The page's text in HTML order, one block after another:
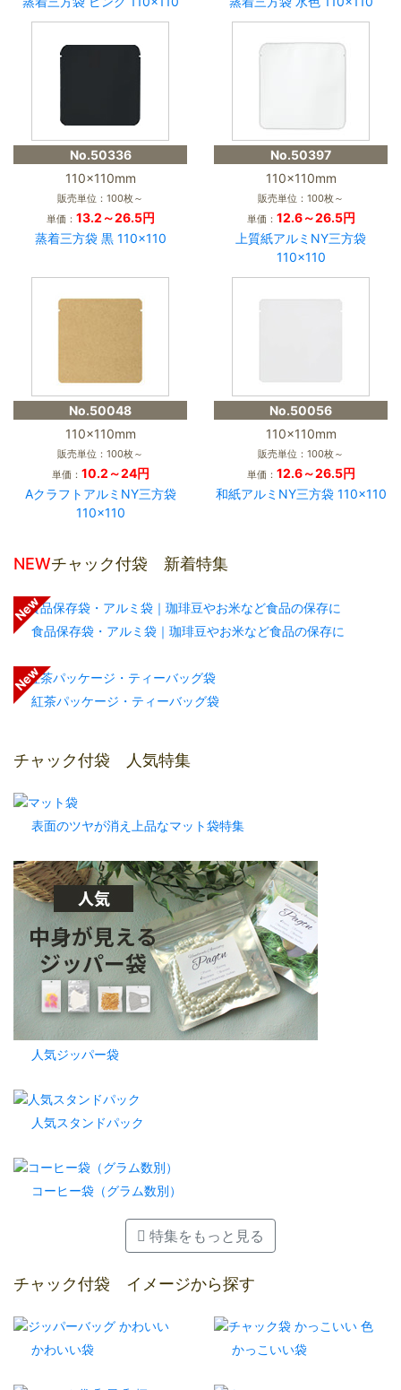
No.50336
110×110mm
販売単位：100枚～
単価： 13.2～26.5円
蒸着三方袋 黒 110×110
No.50397
110×110mm
販売単位：100枚～
単価： 12.6～26.5円
上質紙アルミNY三方袋
110×110
No.50048
110×110mm
販売単位：100枚～
単価： 10.2～24円
AクラフトアルミNY三方袋
110×110
No.50056
110×110mm
販売単位：100枚～
単価： 12.6～26.5円
和紙アルミNY三方袋 110×110
NEWチャック付袋 新着特集
食品保存袋・アルミ袋｜珈琲豆やお米など食品の保存に
紅茶パッケージ・ティーバッグ袋
チャック付袋 人気特集
表面のツヤが消え上品なマット袋特集
人気ジッパー袋
人気スタンドパック
コーヒー袋（グラム数別）
特集をもっと見る
チャック付袋 イメージから探す
かわいい袋 かっこいい袋